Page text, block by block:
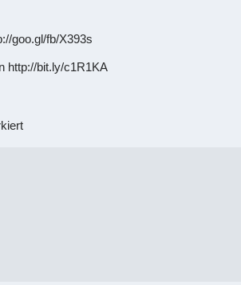
goo.gl/fb/X393s
http://bit.ly/c1R1KA